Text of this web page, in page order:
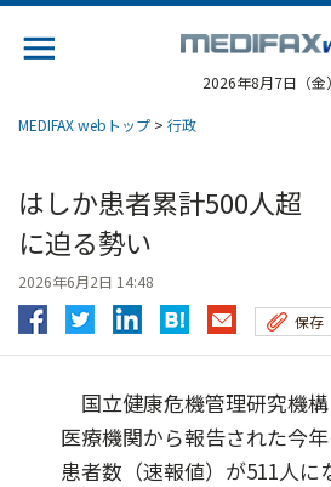
2026年8月7日（金）
MEDIFAX webトップ > 行政
はしか患者累計500人
に迫る勢い
2026年6月2日 14:48
保存
国立健康危機管理研究機
医療機関から報告された今
患者数（速報値）が511人に